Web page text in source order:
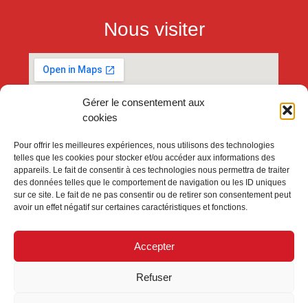
Gérer le consentement aux
cookies
Pour offrir les meilleures expériences, nous utilisons des technologies
telles que les cookies pour stocker et/ou accéder aux informations des
appareils. Le fait de consentir à ces technologies nous permettra de traiter
des données telles que le comportement de navigation ou les ID uniques
sur ce site. Le fait de ne pas consentir ou de retirer son consentement peut
avoir un effet négatif sur certaines caractéristiques et fonctions.
Accepter
Refuser
Nous visiter